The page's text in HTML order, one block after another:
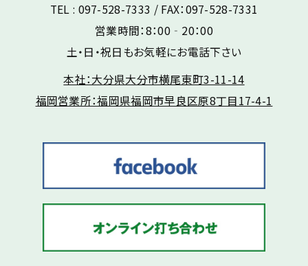
TEL : 097-528-7333 / FAX：097-528-7331
営業時間：8：00‐20：00
土・日・祝日もお気軽にお電話下さい
本社：大分県大分市横尾東町3-11-14
福岡営業所：福岡県福岡市早良区原8丁目17-4-1